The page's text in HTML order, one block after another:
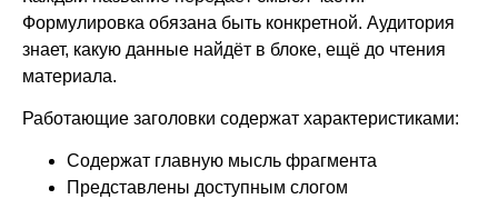
Формулировка обязана быть конкретной. Аудитория
знает, какую данные найдёт в блоке, ещё до чтения
материала.
Работающие заголовки содержат характеристиками:
Содержат главную мысль фрагмента
Представлены доступным слогом